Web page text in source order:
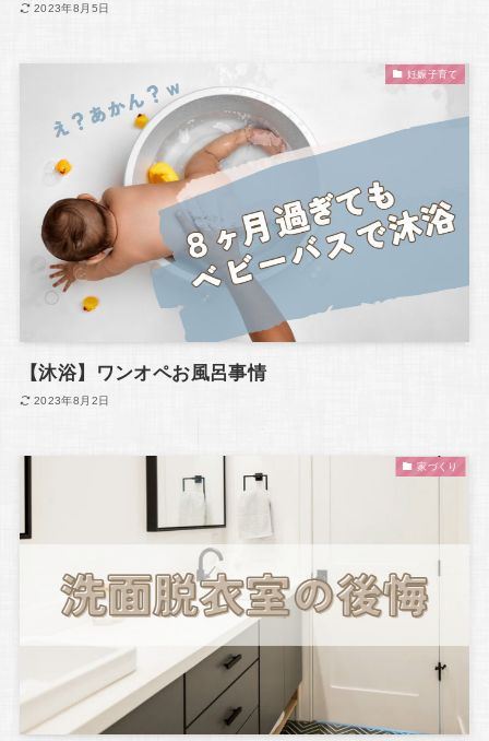
2023年8月5日
妊娠子育て
【沐浴】ワンオペお風呂事情
2023年8月2日
家づくり